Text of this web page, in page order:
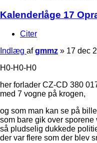
Kalenderlåge 17
Citer
Indlæg afgmmz » 17 dec
H0-H0-H0
her forlader CZ-CD 380
med 7 vogne på krogen,
og som man kan se på
som bare gik over
så pludselig dukkede
der var flere som der blev